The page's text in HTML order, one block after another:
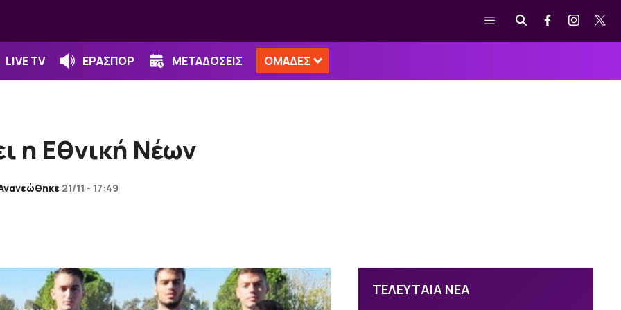
Μενού
LIVE TV ΕΡΑΣΠΟΡ ΜΕΤΑΔΟΣΕΙΣ ΟΜΑΔΕΣ
η Εθνική Νέων
21/11 - 17:49
ΤΕΛΕΥΤΑΙΑ ΝΕΑ